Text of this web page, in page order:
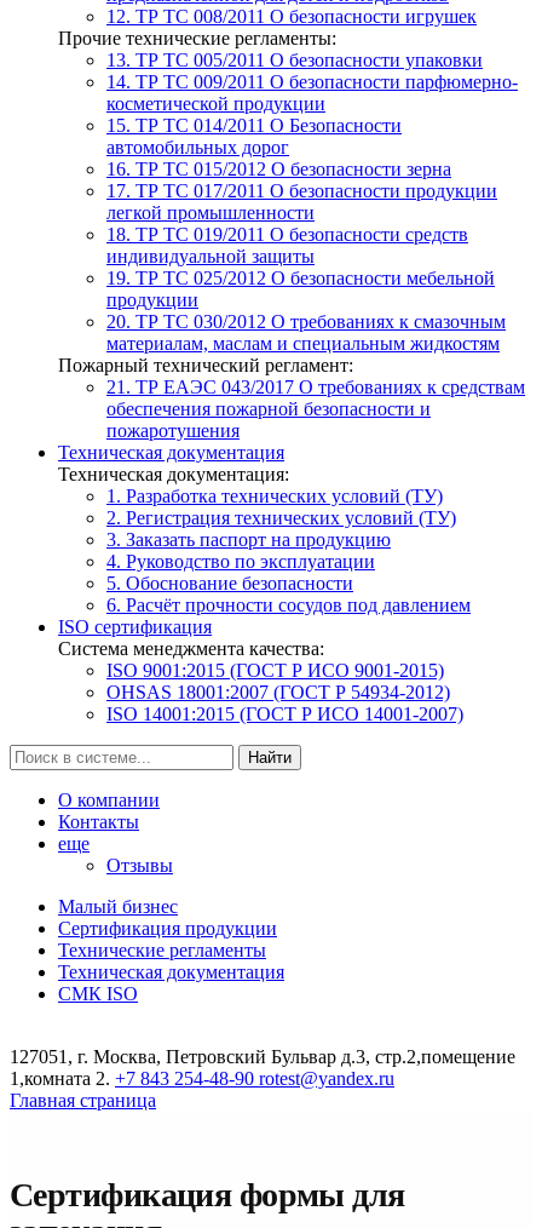
12. ТР ТС 008/2011 О безопасности игрушек
Прочие технические регламенты:
13. ТР ТС 005/2011 О безопасности упаковки
14. ТР ТС 009/2011 О безопасности парфюмерно-
косметической продукции
15. ТР ТС 014/2011 О Безопасности
автомобильных дорог
16. ТР ТС 015/2012 О безопасности зерна
17. ТР ТС 017/2011 О безопасности продукции
легкой промышленности
18. ТР ТС 019/2011 О безопасности средств
индивидуальной защиты
19. ТР ТС 025/2012 О безопасности мебельной
продукции
20. ТР ТС 030/2012 О требованиях к смазочным
материалам, маслам и специальным жидкостям
Пожарный технический регламент:
21. ТР ЕАЭС 043/2017 О требованиях к средствам
обеспечения пожарной безопасности и
пожаротушения
Техническая документация
Техническая документация:
1. Разработка технических условий (ТУ)
2. Регистрация технических условий (ТУ)
3. Заказать паспорт на продукцию
4. Руководство по эксплуатации
5. Обоснование безопасности
6. Расчёт прочности сосудов под давлением
ISO сертификация
Система менеджмента качества:
ISO 9001:2015 (ГОСТ Р ИСО 9001-2015)
OHSAS 18001:2007 (ГОСТ Р 54934-2012)
ISO 14001:2015 (ГОСТ Р ИСО 14001-2007)
Найти
О компании
Контакты
еще
Отзывы
Малый бизнес
Сертификация продукции
Технические регламенты
Техническая документация
СМК ISO
127051, г. Москва, Петровский Бульвар д.3, стр.2,помещение
1,комната 2. +7 843 254-48-90 rotest@yandex.ru
Главная страница
Сертификация формы для